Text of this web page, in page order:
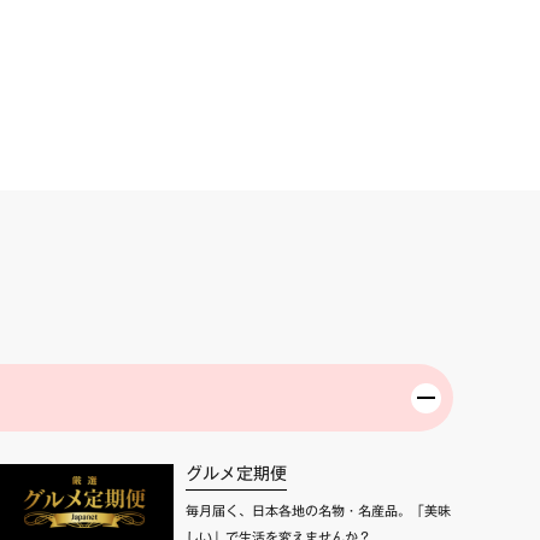
グルメ定期便
毎月届く、日本各地の名物・名産品。「美味